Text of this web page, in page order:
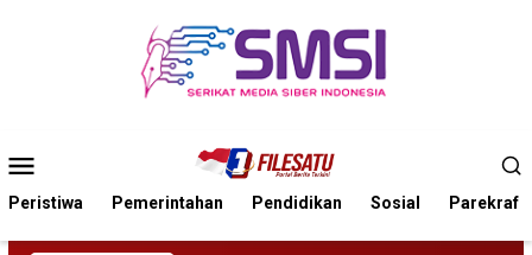
Mobile
Peristiwa Pemerintahan Pendidikan Sosial Parekraf